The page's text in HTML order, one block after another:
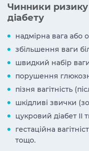
Чинники ризику
діабету
надмірна вага або
збільшення ваги
швидкий набір ваги
порушення
пізня вагітність
шкідливі звички
цукровий діабет ІІ
гестаційна
тощо.